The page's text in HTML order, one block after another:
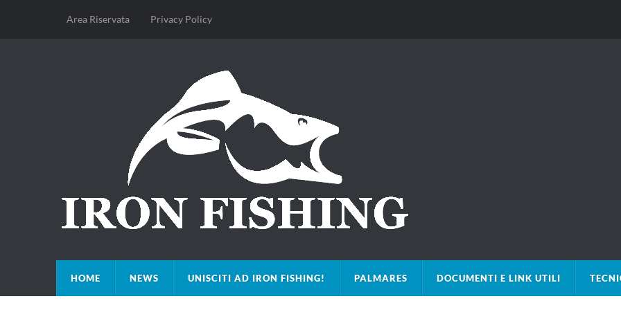
Area Riservata Privacy Policy
HOME NEWS UNISCITI AD IRON FISHING! PALMARES DOCUMENTI E LINK UTILI